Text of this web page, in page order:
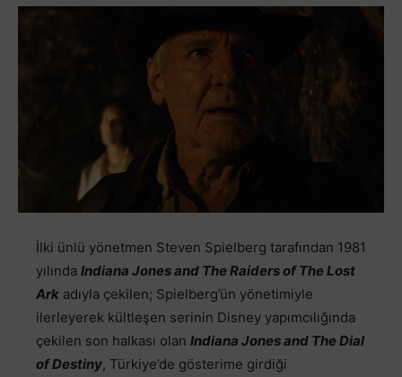
İlki ünlü yönetmen Steven Spielberg tarafından 1981
yılında Indiana Jones and The Raiders of The Lost
Ark adıyla çekilen; Spielberg’ün yönetimiyle
ilerleyerek kültleşen serinin Disney yapımcılığında
çekilen son halkası olan Indiana Jones and The Dial
of Destiny, Türkiye’de gösterime girdiği